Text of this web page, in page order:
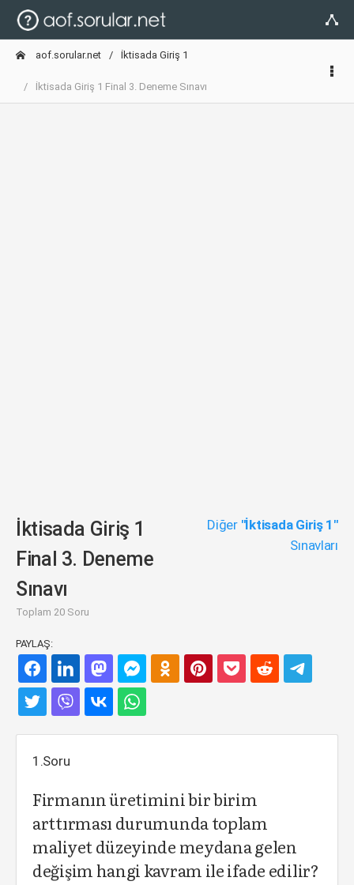
aof.sorular.net İktisada Giriş 1
İktisada Giriş 1 Final 3. Deneme Sınavı
İktisada Giriş 1
Final 3. Deneme
Sınavı
Toplam 20 Soru
Diğer "İktisada Giriş 1"
Sınavları
PAYLAŞ:
1.Soru
Firmanın üretimini bir birim
arttırması durumunda toplam
maliyet düzeyinde meydana gelen
değişim hangi kavram ile ifade edilir?